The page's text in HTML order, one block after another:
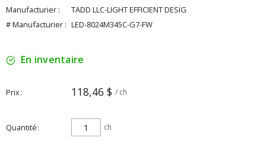
Manufacturier :
TADD LLC-LIGHT EFFICIENT DESIG
# Manufacturier : LED-8024M345C-G7-FW
En inventaire
Prix 118,46 $ / ch
Quantité ch